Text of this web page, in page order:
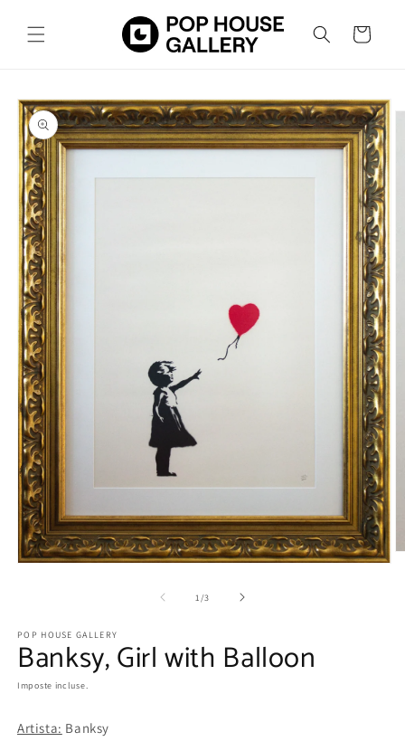
ai contenuti
Carrello
Passa alle
informazioni
sul prodotto
finestra
modale
1/su
3
POP HOUSE GALLERY
Banksy, Girl with Balloon
Imposte incluse.
Artista: Banksy